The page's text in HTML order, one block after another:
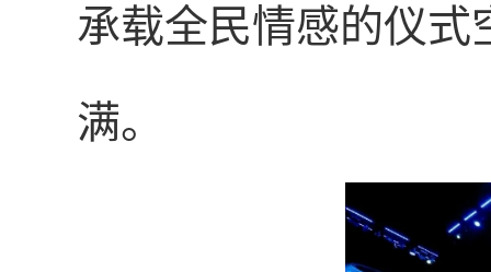
承载全民情感的仪式
满。